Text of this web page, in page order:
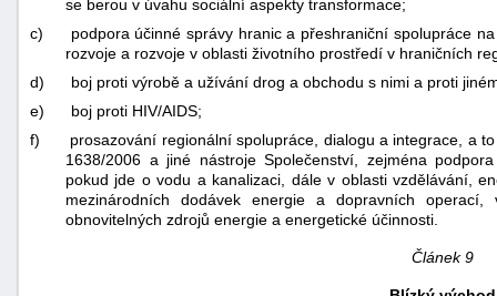
se berou v úvahu sociální aspekty transformace;
c)
podpora účinné správy hranic a přeshraniční spolupráce
rozvoje a rozvoje v oblasti životního prostředí v hraničních
d)
boj proti výrobě a užívání drog a obchodu s nimi a proti
e)
boj proti HIV/AIDS;
f)
prosazování regionální spolupráce, dialogu a integrace, a
1638/2006 a jiné nástroje Společenství, zejména
pokud jde o vodu a kanalizaci, dále v oblasti vzdělávání,
mezinárodních dodávek energie a dopravních
obnovitelných zdrojů energie a energetické účinnosti.
Článek 9